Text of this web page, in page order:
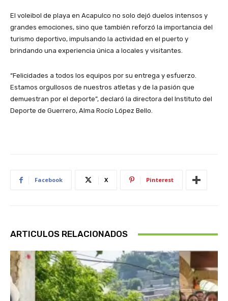
El voleibol de playa en Acapulco no solo dejó duelos intensos y
grandes emociones, sino que también reforzó la importancia del
turismo deportivo, impulsando la actividad en el puerto y
brindando una experiencia única a locales y visitantes.
“Felicidades a todos los equipos por su entrega y esfuerzo.
Estamos orgullosos de nuestros atletas y de la pasión que
demuestran por el deporte”, declaró la directora del Instituto del
Deporte de Guerrero, Alma Rocío López Bello.
Facebook X Pinterest
ARTICULOS RELACIONADOS